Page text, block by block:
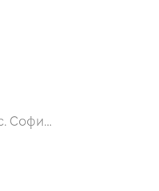
ул. Большая Кольцевая, 60, с. Софиевская Борщаговка, Киевская обл., 08131